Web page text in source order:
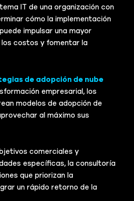
IT de una organización con
cómo la implementación
impulsar una mayor
costos y fomentar la
de adopción de nube
empresarial, los
modelos de adopción de
al máximo sus
comerciales y
específicas, la consultoría
que priorizan la
un rápido retorno de la